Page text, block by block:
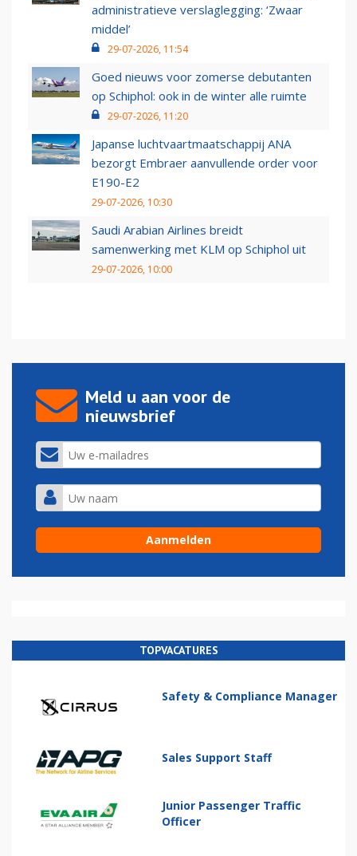
administratieve verslaglegging: ‘Zwaar
middel’
29-07-2026, 11:54
Goed nieuws voor zomerse debutanten
op Schiphol: ook in de winter alle ruimte
29-07-2026, 11:20
Japanse luchtvaartmaatschappij ANA
bezorgt Embraer aanvullende order voor
E190-E2
29-07-2026, 10:30
Saudi Arabian Airlines breidt
samenwerking met KLM op Schiphol uit
29-07-2026, 10:00
Meld u aan voor de
nieuwsbrief
TOPVACATURES
Safety & Compliance Manager
Sales Support Staff
Junior Passenger Traffic
Officer